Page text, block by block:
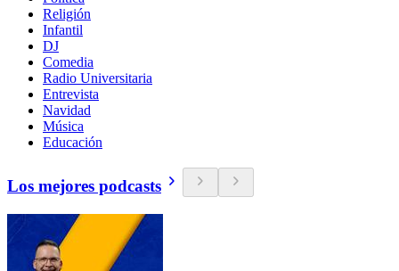
Religión
Infantil
DJ
Comedia
Radio Universitaria
Entrevista
Navidad
Música
Educación
Los mejores podcasts